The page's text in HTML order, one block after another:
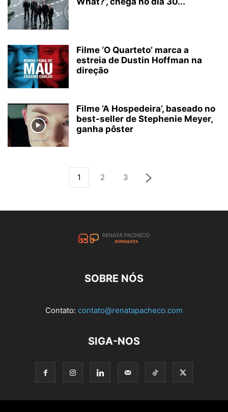
Filme ‘O Quarteto’ marca a
estreia de Dustin Hoffman na
direção
Filme ‘A Hospedeira’, baseado no
best-seller de Stephenie Meyer,
ganha pôster
1 2 3
SOBRE NÓS
Contato: contato@renatapacheco.com
SIGA-NOS